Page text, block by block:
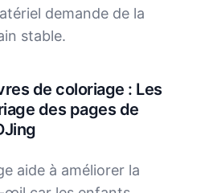
demande de la
stable.
de coloriage : Les
des pages de
aide à améliorer la